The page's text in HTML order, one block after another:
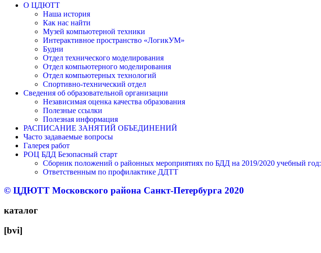
О ЦДЮТТ
Наша история
Как нас найти
Музей компьютерной техники
Интерактивное пространство «ЛогикУМ»
Будни
Отдел технического моделирования
Отдел компьютерного моделирования
Отдел компьютерных технологий
Спортивно-технический отдел
Сведения об образовательной организации
Независимая оценка качества образования
Полезные ссылки
Полезная информация
РАСПИСАНИЕ ЗАНЯТИЙ ОБЪЕДИНЕНИЙ
Часто задаваемые вопросы
Галерея работ
РОЦ БДД Безопасный старт
Сборник положений о районных мероприятиях по БДД на 2019/2020 учебный год:
Ответственным по профилактике ДДТТ
© ЦДЮТТ Московского района Санкт-Петербурга 2020
каталог
[bvi]